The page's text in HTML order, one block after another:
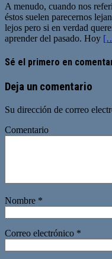
A menudo, cuando nos
éstos suelen parecernos
lejos pero si en verdad
aprender del pasado. Hoy
Sé el primero en
Deja un comentario
Su dirección de correo
Comentario
Nombre *
Correo electrónico *